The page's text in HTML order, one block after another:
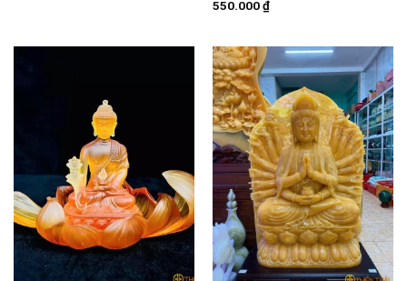
550.000₫